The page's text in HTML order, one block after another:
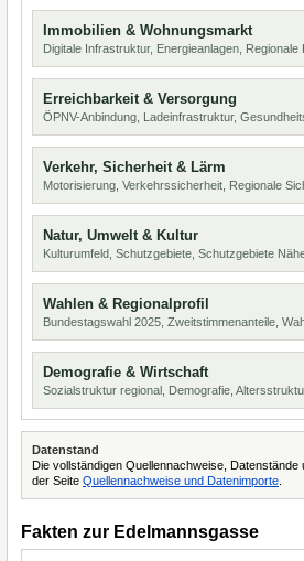
Immobilien & Wohnungsmarkt
Digitale Infrastruktur, Energieanlagen, Regionale
Erreichbarkeit & Versorgung
ÖPNV-Anbindung, Ladeinfrastruktur,
Verkehr, Sicherheit & Lärm
Motorisierung, Verkehrssicherheit, Regionale
Natur, Umwelt & Kultur
Kulturumfeld, Schutzgebiete, Schutzgebiete
Wahlen & Regionalprofil
Bundestagswahl 2025, Zweitstimmenanteile,
Demografie & Wirtschaft
Sozialstruktur regional, Demografie,
Datenstand
Die vollständigen Quellennachweise, Datenstände
der Seite Quellennachweise und Datenimporte
Fakten zur Edelmannsgasse